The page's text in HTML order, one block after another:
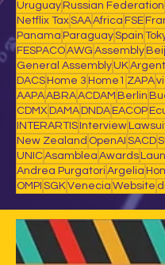
Uruguay Russian Federation
Netflix TaxSAAAfrica FSE
Panama ParaguaySpain
FESPACOAWG Assembly
General Assembly UK
DACS Home 3 Home1 ZAPA
AAPAABRAACDAM Berlin
CDMX DAMA DNDA EACOP
INTERARTIS Interview
New Zealand OpenAI SACD
UNICAsamblea Awards
Andrea Purgatori Argelia
OMPI SGKVenecia Website